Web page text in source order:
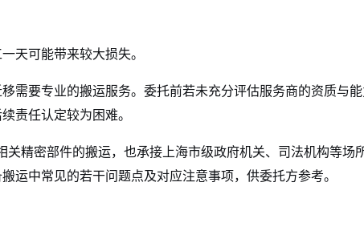
天可能带来较大损失。
需要专业的搬运服务。委托前若未充分评估服务商的资质与
责任认定较为困难。
精密部件的搬运，也承接上海市级政府机关、司法机构等场
运中常见的若干问题点及对应注意事项，供委托方参考。